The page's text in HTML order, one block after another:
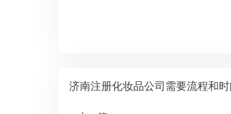
济南注册化妆品公司需要流程和